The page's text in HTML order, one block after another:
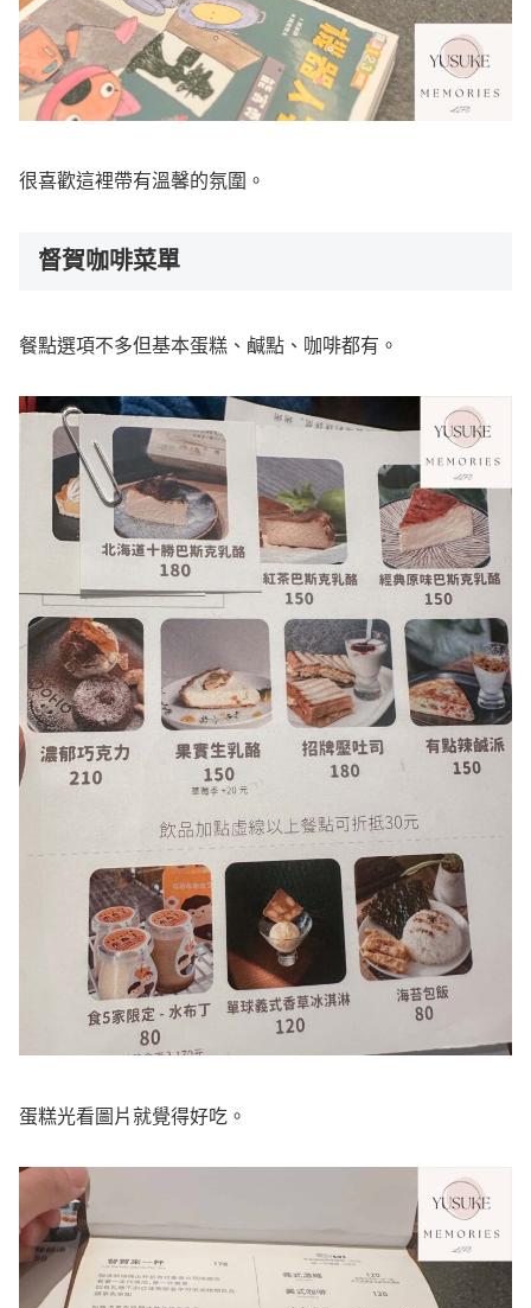
很喜歡這裡帶有溫馨的氛圍。
督賀咖啡菜單
餐點選項不多但基本蛋糕、鹹點、咖啡都有。
蛋糕光看圖片就覺得好吃。